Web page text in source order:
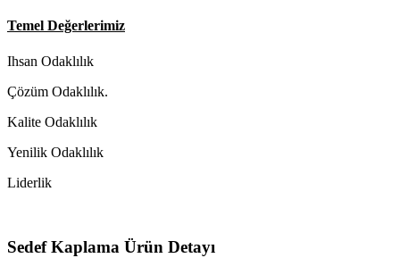
Temel Değerlerimiz
Ihsan Odaklılık
Çözüm Odaklılık.
Kalite Odaklılık
Yenilik Odaklılık
Liderlik
Sedef Kaplama Ürün Detayı